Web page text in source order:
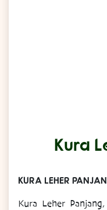
Kura
KURA LEHER
Kura Leher